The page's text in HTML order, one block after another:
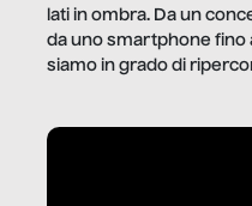
lati in ombra. Da un
da uno smartphone fino
siamo in grado di
dietro gli oggetti e i